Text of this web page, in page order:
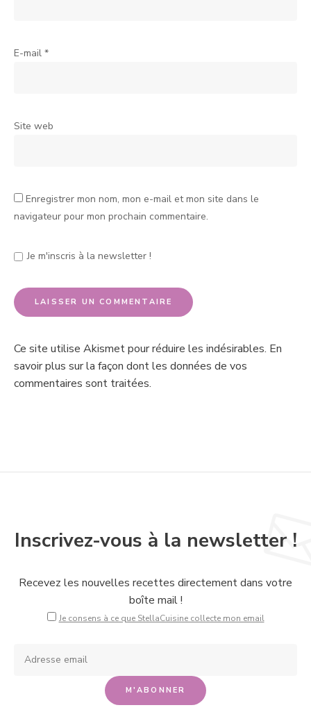
E-mail *
Site web
Enregistrer mon nom, mon e-mail et mon site dans le
navigateur pour mon prochain commentaire.
Je m'inscris à la newsletter !
Ce site utilise Akismet pour réduire les indésirables. En
savoir plus sur la façon dont les données de vos
commentaires sont traitées.
Inscrivez-vous à la newsletter !
Recevez les nouvelles recettes directement dans votre
boîte mail !
Je consens à ce que StellaCuisine collecte mon email